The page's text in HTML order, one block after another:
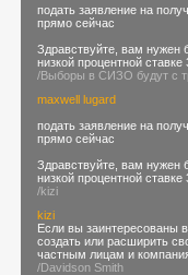
подать заявление на
прямо сейчас
Здравствуйте, вам нужен
низкой процентной ставке
/Выборы в СИЗО будут с
maxwell lugard
подать заявление на
прямо сейчас
Здравствуйте, вам нужен
низкой процентной ставке
/kizi
kizi
Если вы заинтересованы
создать или расширить
частным лицам и
/Davidson Smith